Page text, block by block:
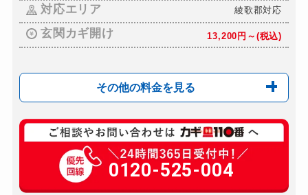
対応エリア 綾歌郡対応
玄関カギ開け 13,200円～(税込)
その他の料金を見る
玄関カギ修理 8,800円～(税込)
玄関カギ交換 16,500円～(税込)
車カギ開け 13,200円～(税込)
0120-525-004